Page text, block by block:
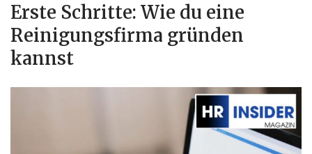
Erste Schritte: Wie du eine
Reinigungsfirma gründen
kannst